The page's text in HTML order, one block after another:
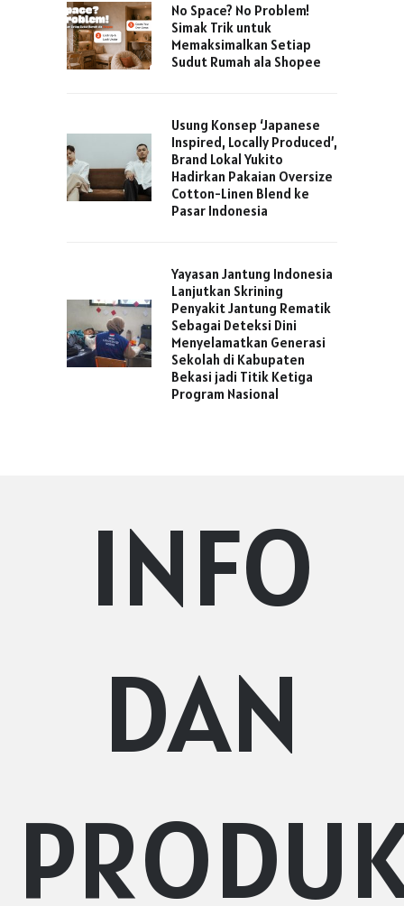
No Space? No Problem!
Simak Trik untuk
Memaksimalkan Setiap
Sudut Rumah ala Shopee
Usung Konsep ‘Japanese
Inspired, Locally Produced’,
Brand Lokal Yukito
Hadirkan Pakaian Oversize
Cotton-Linen Blend ke
Pasar Indonesia
Yayasan Jantung Indonesia
Lanjutkan Skrining
Penyakit Jantung Rematik
Sebagai Deteksi Dini
Menyelamatkan Generasi
Sekolah di Kabupaten
Bekasi jadi Titik Ketiga
Program Nasional
INFO
DAN